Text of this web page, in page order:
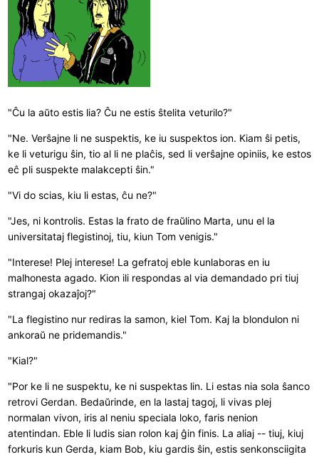
"Ĉu la aŭto estis lia? Ĉu ne estis ŝtelita veturilo?"
"Ne. Verŝajne li ne suspektis, ke iu suspektos ion. Kiam ŝi petis,
ke li veturigu ŝin, tio al li ne plaĉis, sed li verŝajne opiniis, ke estos
eĉ pli suspekte malakcepti ŝin."
"Vi do scias, kiu li estas, ĉu ne?"
"Jes, ni kontrolis. Estas la frato de fraŭlino Marta, unu el la
universitataj flegistinoj, tiu, kiun Tom venigis."
"Interese! Plej interese! La gefratoj eble kunlaboras en iu
malhonesta agado. Kion ili respondas al via demandado pri tiuj
strangaj okazaĵoj?"
"La flegistino nur rediras la samon, kiel Tom. Kaj la blondulon ni
ankoraŭ ne pridemandis."
"Kial?"
"Por ke li ne suspektu, ke ni suspektas lin. Li estas nia sola ŝanco
retrovi Gerdan. Bedaŭrinde, en la lastaj tagoj, li vivas plej
normalan vivon, iris al neniu speciala loko, faris nenion
atentindan. Eble li ludis sian rolon kaj ĝin finis. La aliaj -- tiuj, kiuj
forkuris kun Gerda, kiam Bob, kiu gardis ŝin, estis senkonsciigita